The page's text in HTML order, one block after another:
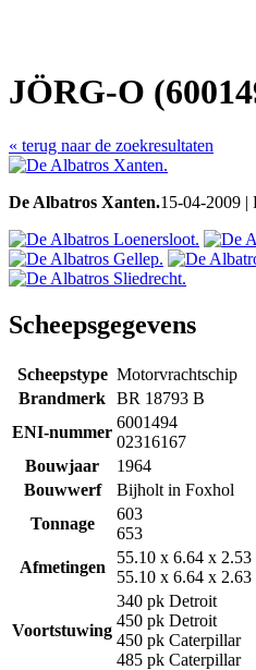
JÖRG-O
« terug naar de zoekresultaten
De Albatros Xanten.15-04-2009 |
Scheepsgegevens
Scheepstype Motorvrachtschip
Brandmerk BR 18793 B
ENI-nummer
6001494
02316167
Bouwjaar
1964
Bouwwerf
Bijholt in Foxhol
Tonnage
603
653
Afmetingen
55.10 x 6.64 x 2.53
55.10 x 6.64 x 2.63
Voortstuwing
340 pk Detroit
450 pk Detroit
450 pk Caterpillar
485 pk Caterpillar